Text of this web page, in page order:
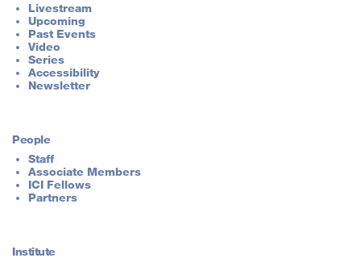
Livestream
Upcoming
Past Events
Video
Series
Accessibility
Newsletter
People
Staff
Associate Members
ICI Fellows
Partners
Institute